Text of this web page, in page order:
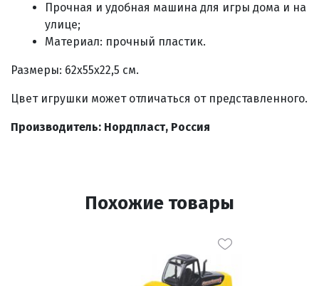
Прочная и удобная машина для игры дома и на
улице;
Материал: прочный пластик.
Размеры: 62х55х22,5 см.
Цвет игрушки может отличаться от представленного.
Производитель: Нордпласт, Россия
Похожие товары